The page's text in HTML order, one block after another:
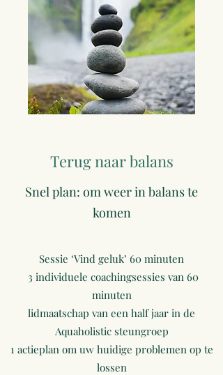
Terug naar balans
Snel plan: om weer in balans te
komen
Sessie ‘Vind geluk’ 60 minuten
3 individuele coachingsessies van 60
minuten
lidmaatschap van een half jaar in de
Aquaholistic steungroep
1 actieplan om uw huidige problemen op te
lossen